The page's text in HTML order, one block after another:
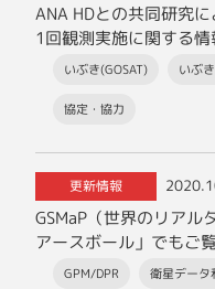
ANA HDとの共同研究
1回観測実施に関する情
いぶき(GOSAT) いぶ
協定・協力
更新情報
GSMaP（世界のリアル
アースボール」でもご
ー）GPM/DPR 衛星データ